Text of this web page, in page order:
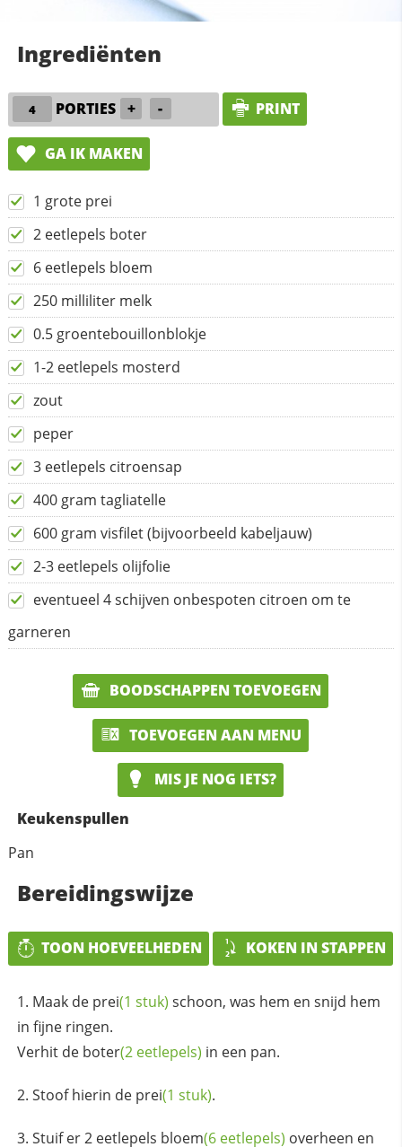
Ingrediënten
PORTIES + - PRINT
GA IK MAKEN
1 grote prei
2 eetlepels boter
6 eetlepels bloem
250 milliliter melk
0.5 groentebouillonblokje
1-2 eetlepels mosterd
zout
peper
3 eetlepels citroensap
400 gram tagliatelle
600 gram visfilet (bijvoorbeeld kabeljauw)
2-3 eetlepels olijfolie
eventueel 4 schijven onbespoten citroen om te
garneren
BOODSCHAPPEN TOEVOEGEN
TOEVOEGEN AAN MENU
MIS JE NOG IETS?
Keukenspullen
Pan
Bereidingswijze
TOON HOEVEELHEDEN KOKEN IN STAPPEN
Maak de prei(1 stuk) schoon, was hem en snijd hem
in fijne ringen.
Verhit de boter(2 eetlepels) in een pan.
Stoof hierin de prei(1 stuk).
Stuif er 2 eetlepels bloem(6 eetlepels) overheen en